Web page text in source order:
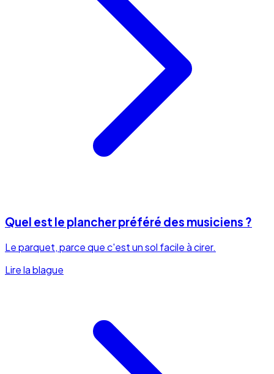
Quel est le plancher préféré des musiciens ?
Le parquet, parce que c'est un sol facile à cirer.
Lire la blague